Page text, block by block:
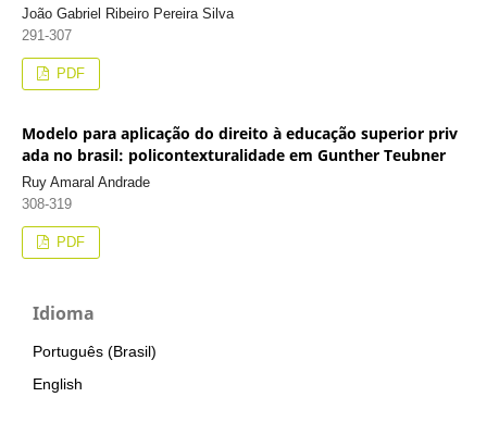
João Gabriel Ribeiro Pereira Silva
291-307
PDF
Modelo para aplicação do direito à educação superior priv
ada no brasil: policontexturalidade em Gunther Teubner
Ruy Amaral Andrade
308-319
PDF
Idioma
Português (Brasil)
English